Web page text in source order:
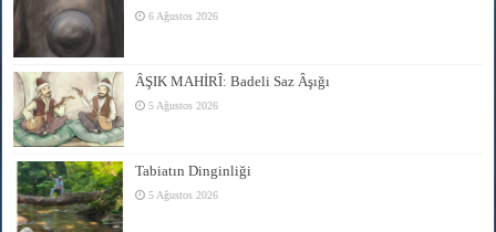
6 Ağustos 2026
ÂŞIK MAHİRÎ: Badeli Saz Âşığı
5 Ağustos 2026
Tabiatın Dinginliği
5 Ağustos 2026